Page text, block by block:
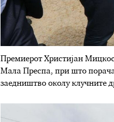
Премиерот Христијан
Мала Преспа, при што
заедништво околу клучните